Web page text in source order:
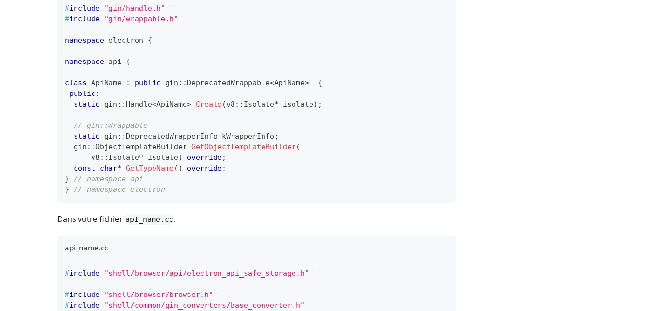
#include
"gin/handle.h"
#include "gin/wrappable.h"
namespace electron {
namespace api {
class ApiName : public gin :: DeprecatedWrappable<ApiName>
{
public :
static gin :: Handle<ApiName> Create(v8 :: Isolate* isolate) ;
// gin::Wrappable
static gin :: DeprecatedWrapperInfo kWrapperInfo ;
  gin
::ObjectTemplateBuilder GetObjectTemplateBuilder(
      v8
:: Isolate* isolate) override;
const
char* GetTypeName( ) override;
}
// namespace api
}
// namespace electron
Dans votre fichier api_name.cc:
api_name.cc
#include "shell/browser/api/electron_api_safe_storage.h"
#include
"shell/browser/browser.h"
#include
"shell/common/gin_converters/base_converter.h"